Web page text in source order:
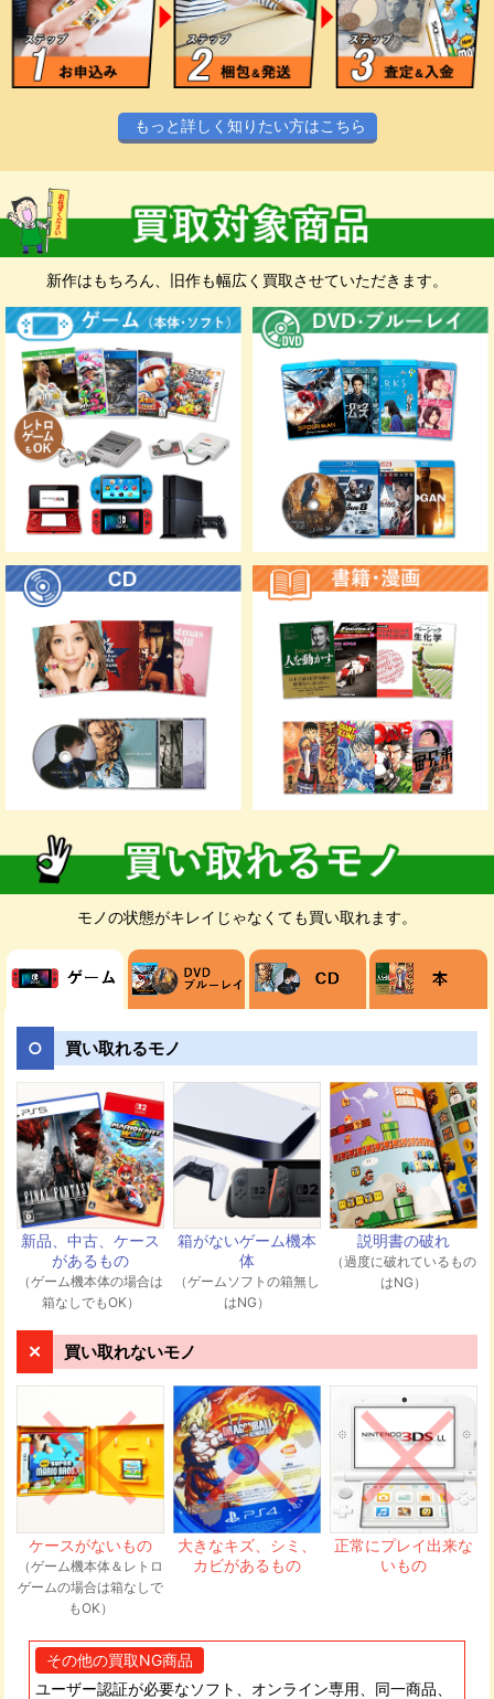
もっと詳しく知りたい方はこちら
スマホやPCからお気軽にお申込みくださ
い。 無料集荷、無料ダンボールをご希望の
お申込み前に
入金先確認のため、お手元に銀行口座の情報と身分証明書が分
かるものをご準備いただくと入力に便利です。
※身分証明書は、スマホなどで撮影したものをお申込み時にア
ップロードしていただきます。
マイナンバーカー
運転免許証 資格確認書
住民基本台帳カー
ド（写真付き）
福祉手帳（身体障
がい者手帳）
特別永住者証明書
お客様のご都合が良いお日にちに無料でダ
数が足りない場合は、メールや電話でご連
絡ください。
売りたい商品を梱包してください。発送時
の商品破損を防ぐためにダンボールに隙間
ご指定の日時に佐川急便の担当者が、送り
状を持ってご自宅までお荷物を受け取りに
伺います。
発送先住所
〒544-0003 大阪府大阪市生野区小路東4-7-10 GEEKS株式
商品が弊社に届き次第、順次査定を行いま
す。査定の専任スタッフが一点一点しっか
り査定させていただきます。
ば、メールまたは電話でお知らせくださ
い。当日~48時間以内にお客様の振込口座
に入金いたします。
新作はもちろん、旧作も幅広く買取させていただきます。
モノの状態がキレイじゃなくても買い取れます。
買い取れるモノ
新品、中古、ケース
があるもの
（ゲーム機本体の場合は
箱なしでもOK）
箱がないゲーム機本
体
（ゲームソフトの箱無し
はNG）
説明書の破れ
（過度に破れているもの
はNG）
買い取れないモノ
ケースがないもの
（ゲーム機本体＆レトロ
ゲームの場合は箱なしで
もOK）
大きなキズ、シミ、
カビがあるもの
正常にプレイ出来な
いもの
その他の買取NG商品
ユーザー認証が必要なソフト、オンライン専用、同一商品、